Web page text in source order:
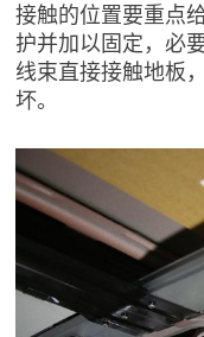
接触的位置要重点
护并加以固定，必
线束直接接触地板
坏。